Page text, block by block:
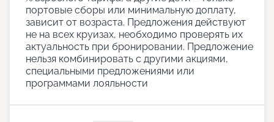
портовые сборы или минимальную доплату,
зависит от возраста. Предложения действуют
не на всех круизах, необходимо проверять их
актуальность при бронировании. Предложение
нельзя комбинировать с другими акциями,
специальными предложениями или
программами лояльности